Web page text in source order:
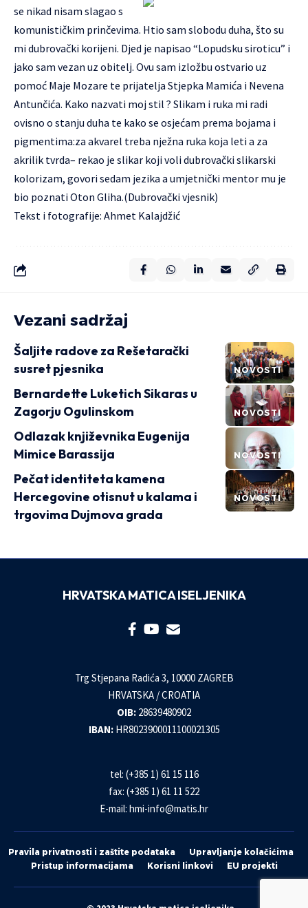
se nikad nisam slagao s
komunističkim prinčevima. Htio sam slobodu duha, što su
mi dubrovački korijeni. Djed je napisao “Lopudsku siroticu” i
jako sam vezan uz obitelj. Ovu sam izložbu ostvario uz
pomoć Maje Mozare te prijatelja Stjepka Mamića i Nevena
Antunčića. Kako nazvati moj stil ? Slikam i ruka mi radi
ovisno o stanju duha te kako se osjećam prema bojama i
pigmentima:za akvarel treba nježna ruka koja leti a za
akrilik tvrda– rekao je slikar koji voli dubrovački slikarski
kolorizam, govori sedam jezika a umjetnički mentor mu je
bio poznati Oton Gliha.(Dubrovački vjesnik)
Tekst i fotografije: Ahmet Kalajdžić
Vezani sadržaj
NOVOSTI
Šaljite radove za Rešetarački
susret pjesnika
NOVOSTI
Bernardette Luketich Sikaras u
Zagorju Ogulinskom
NOVOSTI
Odlazak književnika Eugenija
Mimice Barassija
NOVOSTI
Pečat identiteta kamena
Hercegovine otisnut u kalama i
trgovima Dujmova grada
HRVATSKA MATICA ISELJENIKA
Trg Stjepana Radića 3, 10000 ZAGREB
HRVATSKA / CROATIA
OIB: 28639480902
IBAN: HR8023900011100021305
tel: (+385 1) 61 15 116
fax: (+385 1) 61 11 522
E-mail: hmi-info@matis.hr
Pravila privatnosti i zaštite podataka
Upravljanje kolačićima
Pristup informacijama
Korisni linkovi EU projekti